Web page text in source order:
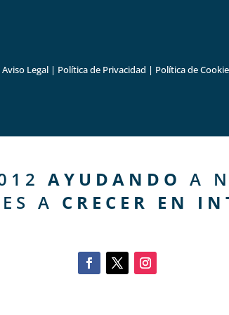
Aviso Legal| Política de Privacidad | Política de
AYUDANDO A
A CRECER EN